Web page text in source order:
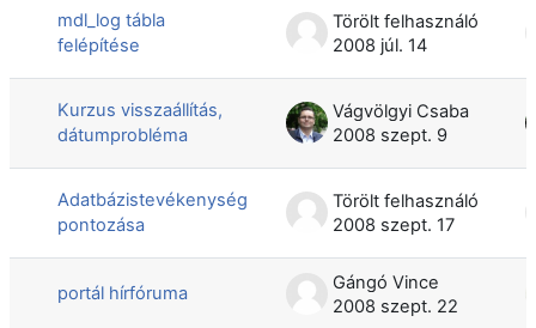
mdl_log tábla
felépítése
Törölt felhasználó
2008 júl. 14
Kurzus visszaállítás,
dátumprobléma
Vágvölgyi Csaba
2008 szept. 9
Adatbázistevékenység
pontozása
Törölt felhasználó
2008 szept. 17
portál hírfóruma
Gángó Vince
2008 szept. 22